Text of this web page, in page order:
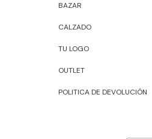
BAZAR
CALZADO
TU LOGO
OUTLET
POLITICA DE DEVOLUCIÓN